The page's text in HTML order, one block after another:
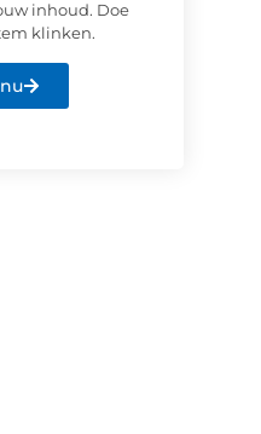
inhoud. Doe
klinken.